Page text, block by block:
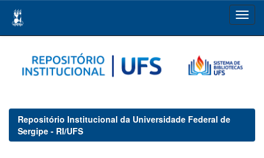
navigation
Repositório Institucional da Universidade Federal de
Sergipe - RI/UFS